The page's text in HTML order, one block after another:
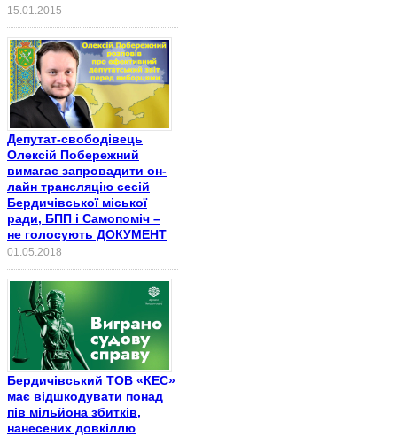
15.01.2015
Депутат-свободівець
Олексій Побережний
вимагає запровадити он-
лайн трансляцію сесій
Бердичівської міської
ради, БПП і Самопоміч –
не голосують ДОКУМЕНТ
01.05.2018
Бердичівський ТОВ «КЕС»
має відшкодувати понад
пів мільйона збитків,
нанесених довкіллю